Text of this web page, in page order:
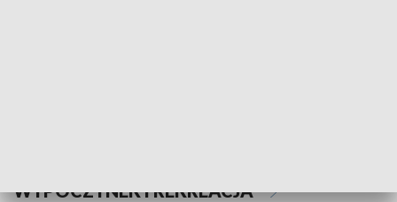
WYPOCZYNEK I REKREACJA